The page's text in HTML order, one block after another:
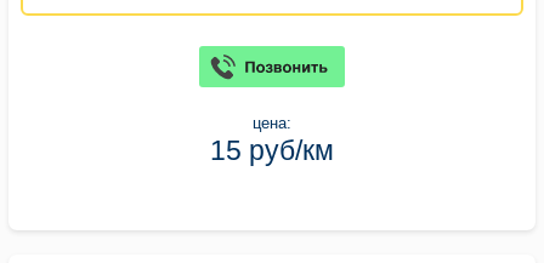
цена:
15 руб/км